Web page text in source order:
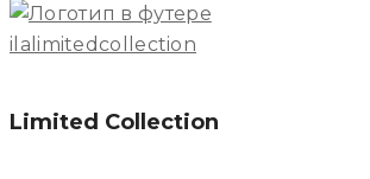
ilalimitedcollection
Limited Collection